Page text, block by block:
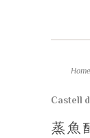
Home
Castell
蒸魚